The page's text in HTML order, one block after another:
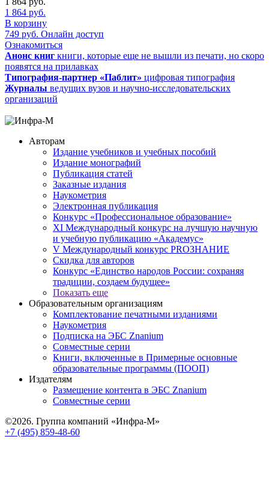
1 864 руб.
В корзину
749 руб. Онлайн доступ
Ознакомиться
Анонс книг книги, которые еще не вышли из печати, но скоро
появятся на прилавках
Типография-партнер «Паблит» цифровая типография
Журналы ведущих вузов и научно-исследовательских
организаций
Авторам
Издание учебников и учебных пособий
Издание монографий
Публикация статей
Заказные издания
Наукометрия
Электронная публикация
Конкурс «Профессиональное образование»
XI Международный конкурс на лучшую научную
и учебную публикацию «Академус»
V Международный конкурс PROЗНАНИЕ
Скидка для авторов
Конкурс «Единство народов России: сохраняя
традиции, создаем будущее»
Показать еще
Образовательным организациям
Комплектование печатными изданиями
Наукометрия
Подписка на ЭБС Znanium
Совместные серии
Книги, включенные в Примерные основные
образовательные программы (ПООП)
Издателям
Размещение контента в ЭБС Znanium
Совместные серии
©2026. Группа компаний «Инфра-М»
+7 (495) 859-48-60